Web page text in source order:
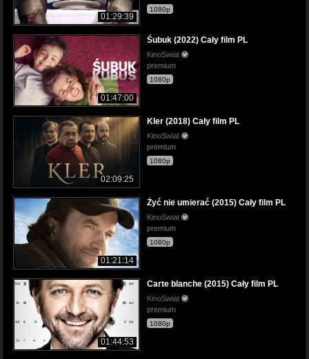
01:29:39
1080p
01:47:00
Śubuk (2022) Cały film PL
KinoSwiat
premium
1080p
02:09:25
Kler (2018) Cały film PL
KinoSwiat
premium
1080p
01:21:14
Żyć nie umierać (2015) Cały film PL
KinoSwiat
premium
1080p
01:44:53
Carte blanche (2015) Cały film PL
KinoSwiat
premium
1080p